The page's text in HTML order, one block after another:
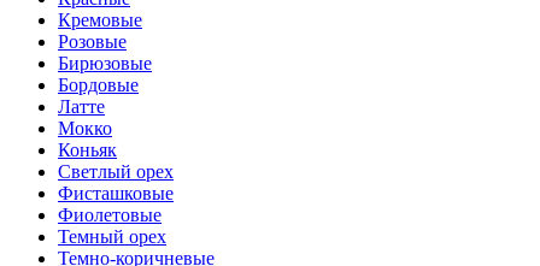
Кремовые
Розовые
Бирюзовые
Бордовые
Латте
Мокко
Коньяк
Светлый орех
Фисташковые
Фиолетовые
Темный орех
Темно-коричневые